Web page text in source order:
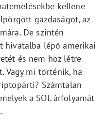
kellene
gazdaságot, az
De szintén
hivatalba lépő amerikai
és nem hoz létre
Vagy mi történik, ha
Számtalan
a SOL árfolyamát